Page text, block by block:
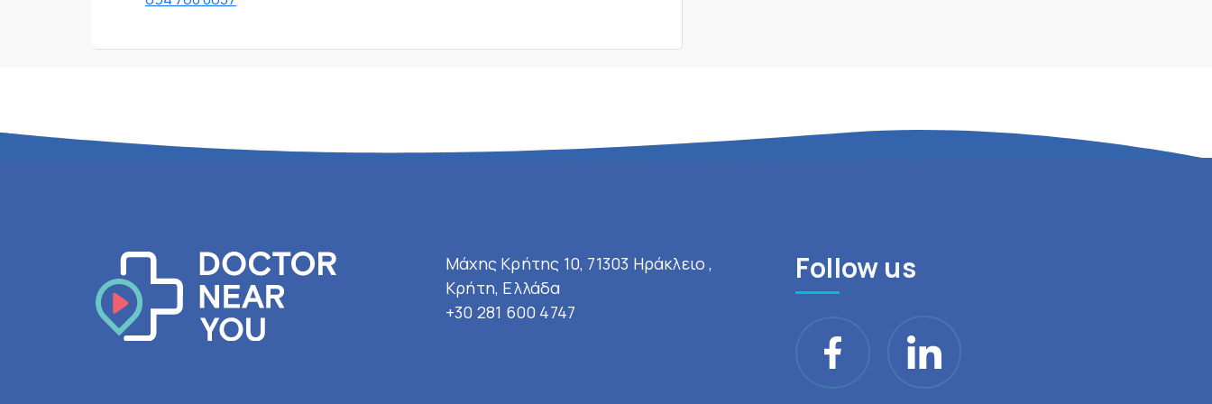
Μάχης Κρήτης 10, 71303 Ηράκλειο ,
Κρήτη, Ελλάδα
+30 281 600 4747
Follow us